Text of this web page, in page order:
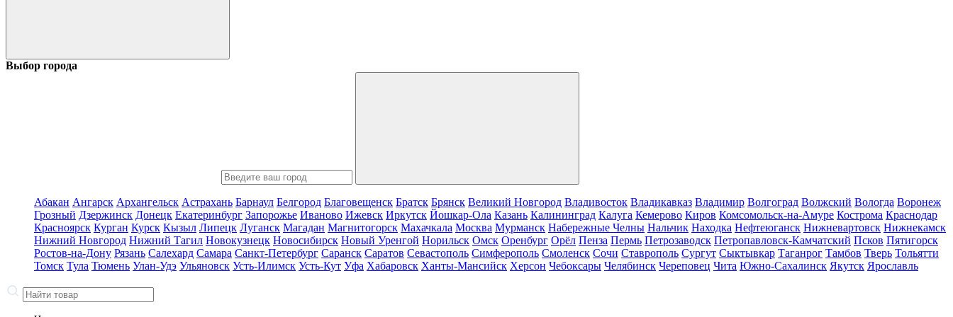
Выбор города
Абакан Ангарск Архангельск Астрахань Барнаул Белгород Благовещенск Братск Брянск Великий Новгород Владивосток Владикавказ Владимир Волгоград Волжский Вологда Воронеж
Грозный Дзержинск Донецк Екатеринбург Запорожье Иваново Ижевск Иркутск Йошкар-Ола Казань Калининград Калуга Кемерово Киров Комсомольск-на-Амуре Кострома Краснодар
Красноярск Курган Курск Кызыл Липецк Луганск Магадан Магнитогорск Махачкала Москва Мурманск Набережные Челны Нальчик Находка Нефтеюганск Нижневартовск Нижнекамск
Нижний Новгород Нижний Тагил Новокузнецк Новосибирск Новый Уренгой Норильск Омск Оренбург Орёл Пенза Пермь Петрозаводск Петропавловск-Камчатский Псков Пятигорск
Ростов-на-Дону Рязань Салехард Самара Санкт-Петербург Саранск Саратов Севастополь Симферополь Смоленск Сочи Ставрополь Сургут Сыктывкар Таганрог Тамбов Тверь Тольятти
Томск Тула Тюмень Улан-Удэ Ульяновск Усть-Илимск Усть-Кут Уфа Хабаровск Ханты-Мансийск Херсон Чебоксары Челябинск Череповец Чита Южно-Сахалинск Якутск Ярославль